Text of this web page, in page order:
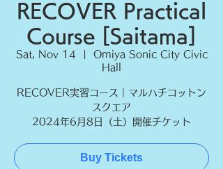
RECOVER Practical
Course [Saitama]
Sat, Nov 14
  |
Omiya Sonic City Civic
Hall
RECOVER実習コース｜マルハチコットン
スクエア
2024年6月8日（土）開催チケット
Buy Tickets